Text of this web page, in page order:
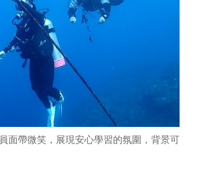
面帶微笑，展現安心學習的氛圍，背景可